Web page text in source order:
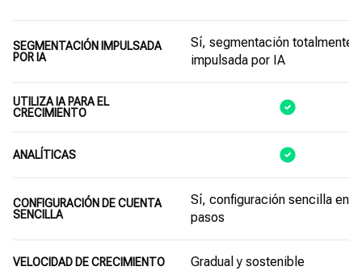
SEGMENTACIÓN IMPULSADA
POR IA
Sí, segmentación totalmente
impulsada por IA
UTILIZA IA PARA EL
CRECIMIENTO
ANALÍTICAS
CONFIGURACIÓN DE CUENTA
SENCILLA
Sí, configuración sencilla en 3
pasos
VELOCIDAD DE CRECIMIENTO Gradual y sostenible